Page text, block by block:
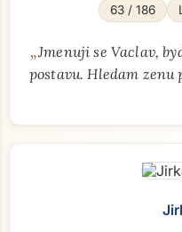
63 / 186
„Jmenuji se Vaclav,
postavu. Hledam zenu